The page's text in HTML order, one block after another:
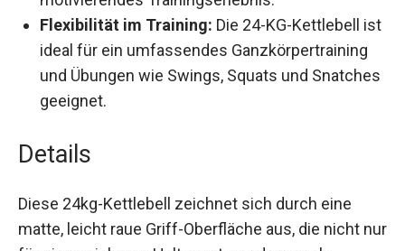
Flexibilität im Training:Die 24-KG-Kettlebell
ist ideal für ein umfassendes
Ganzkörpertraining und Übungen wie Swings,
Squats und Snatches geeignet.
Details
matte, leicht raue Griff-Oberfläche aus, die nicht
nur für einen sicheren Halt sorgt, sondern auch